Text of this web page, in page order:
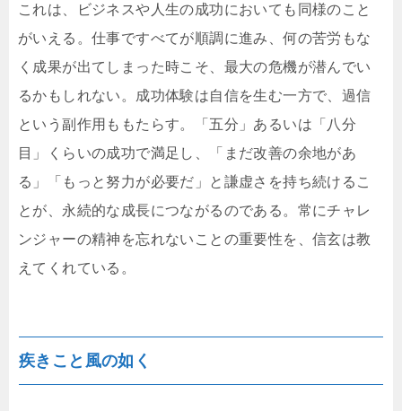
これは、ビジネスや人生の成功においても同様のこと
がいえる。仕事ですべてが順調に進み、何の苦労もな
く成果が出てしまった時こそ、最大の危機が潜んでい
るかもしれない。成功体験は自信を生む一方で、過信
という副作用ももたらす。「五分」あるいは「八分
目」くらいの成功で満足し、「まだ改善の余地があ
る」「もっと努力が必要だ」と謙虚さを持ち続けるこ
とが、永続的な成長につながるのである。常にチャレ
ンジャーの精神を忘れないことの重要性を、信玄は教
えてくれている。
疾きこと風の如く